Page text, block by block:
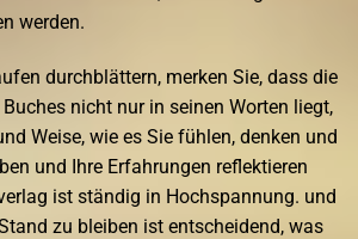
werden.
durchblättern, merken Sie, dass die
nicht nur in seinen Worten liegt,
Weise, wie es Sie fühlen, denken und
und Ihre Erfahrungen reflektieren
ist ständig in Hochspannung. und
zu bleiben ist entscheidend, was